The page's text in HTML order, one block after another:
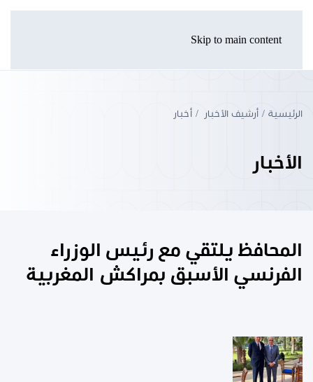
Skip to main content
الرئيسية أرشيف الأخبار أخبار
الأخبار
المحافظ يلتقي مع رئيس الوزراء
الفرنسي الأسبق بمراكش المغربية